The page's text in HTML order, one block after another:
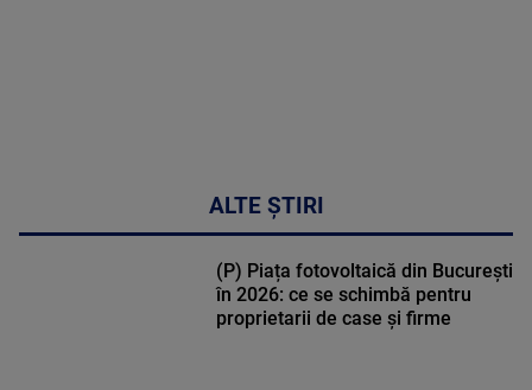
ALTE ȘTIRI
(P) Piața fotovoltaică din București
în 2026: ce se schimbă pentru
proprietarii de case și firme